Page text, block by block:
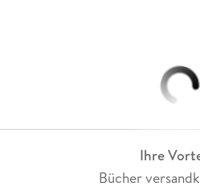
Ihre
Bücher